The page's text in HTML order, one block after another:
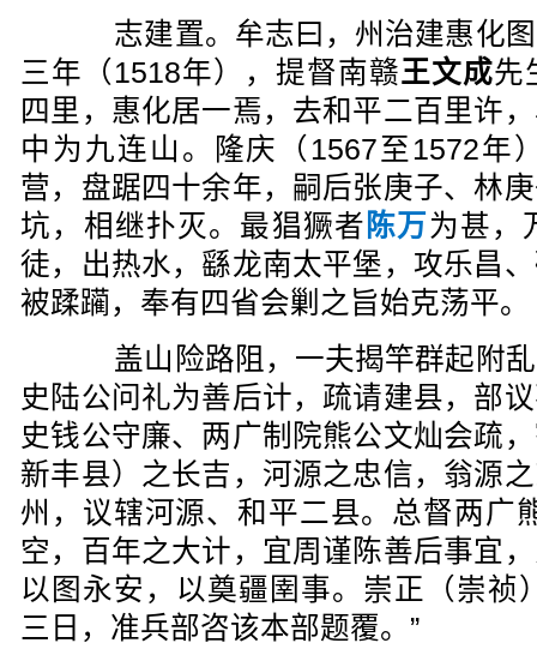
志建置。牟志曰，州治建惠化图
三年（1518年），提督南赣王文成先
四里，惠化居一焉，去和平二百里许
中为九连山。隆庆（1567至1572年
营，盘踞四十余年，嗣后张庚子、林
坑，相继扑灭。最猖獗者 陈万 为甚，
徒，出热水，繇龙南太平堡，攻乐昌
被蹂躏，奉有四省会剿之旨始克荡平。
盖山险路阻，一夫揭竿群起附乱
史陆公问礼为善后计，疏请建县，部
史钱公守廉、两广制院熊公文灿会疏
新丰县）之长吉，河源之忠信，翁源
州，议辖河源、和平二县。总督两广
空，百年之大计，宜周谨陈善后事宜
以图永安，以奠疆圉事。崇正（崇祯
三日，准兵部咨该本部题覆。”